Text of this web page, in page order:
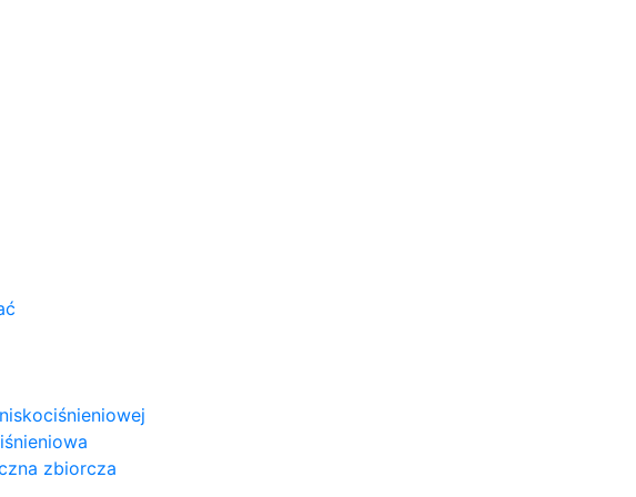
zbiorcza